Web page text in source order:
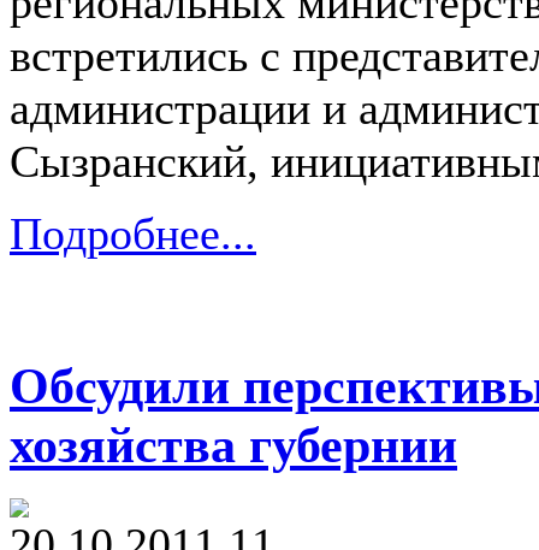
встретились с
администрации и
Сызранский,
Подробнее...
Обсудили
хозяйства губернии